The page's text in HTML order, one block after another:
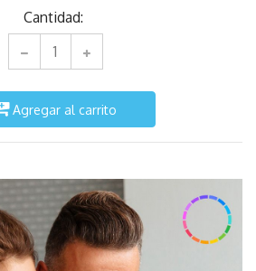
Cantidad:
Agregar al carrito